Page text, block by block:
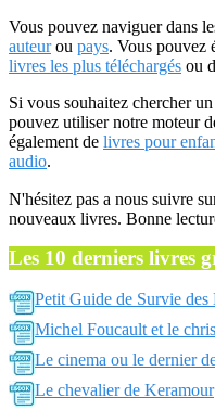
Vous pouvez naviguer dans
auteurou pays. Vous pouvez
livres les plus téléchargés ou
Si vous souhaitez chercher
pouvez utiliser notre moteur
également de livres pour
audio.
N'hésitez pas a nous suivre
nouveaux livres. Bonne
Les 10 derniers livres
Petit Guide de Survie des
Michel Foucault et le
Le cinema ou le dernier
Le chevalier de Keramour